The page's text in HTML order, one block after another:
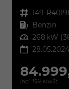
Fahrzeugnr. 149-
Kraftstoff Benzin
Leistung 268 kW
28.05.2024
incl. 19% MwSt.